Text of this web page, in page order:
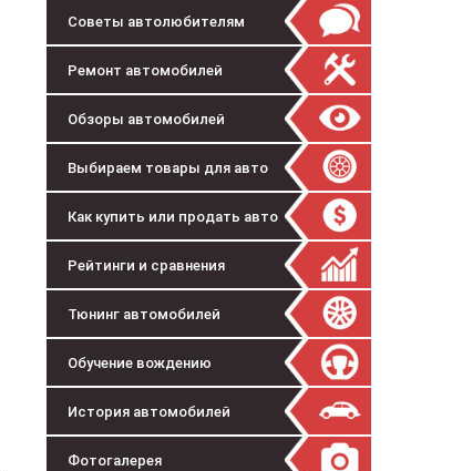
Советы автолюбителям
Ремонт автомобилей
Обзоры автомобилей
Выбираем товары для авто
Как купить или продать авто
Рейтинги и сравнения
Тюнинг автомобилей
Обучение вождению
История автомобилей
Фотогалерея